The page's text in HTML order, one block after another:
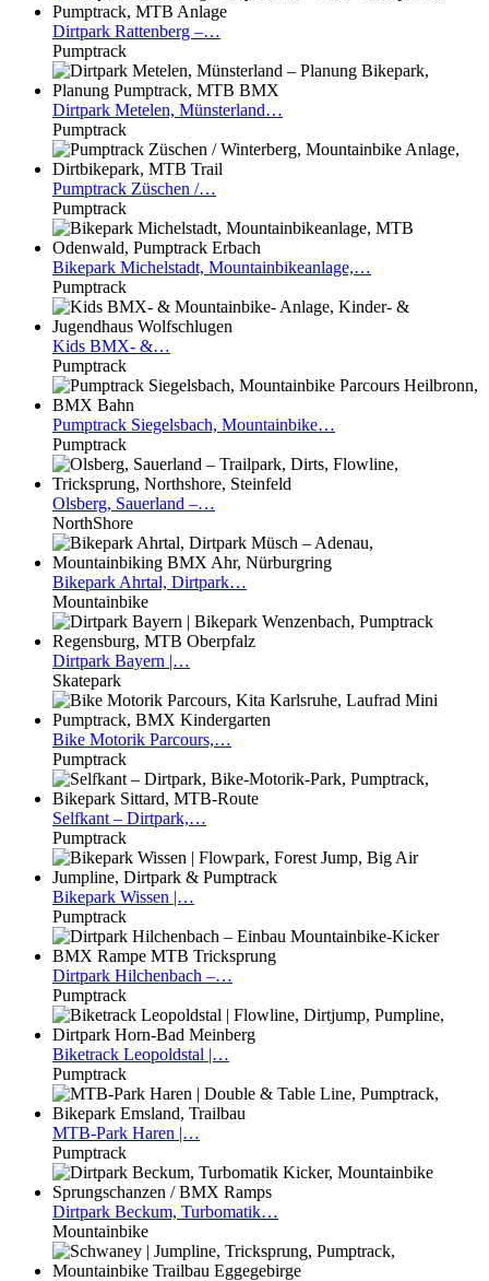
Dirtpark Rattenberg –…
Pumptrack
Dirtpark Metelen, Münsterland…
Pumptrack
Pumptrack Züschen /…
Pumptrack
Bikepark Michelstadt, Mountainbikeanlage,…
Pumptrack
Kids BMX- &…
Pumptrack
Pumptrack Siegelsbach, Mountainbike…
Pumptrack
Olsberg, Sauerland –…
NorthShore
Bikepark Ahrtal, Dirtpark…
Mountainbike
Dirtpark Bayern |…
Skatepark
Bike Motorik Parcours,…
Pumptrack
Selfkant – Dirtpark,…
Pumptrack
Bikepark Wissen |…
Pumptrack
Dirtpark Hilchenbach –…
Pumptrack
Biketrack Leopoldstal |…
Pumptrack
MTB-Park Haren |…
Pumptrack
Dirtpark Beckum, Turbomatik…
Mountainbike